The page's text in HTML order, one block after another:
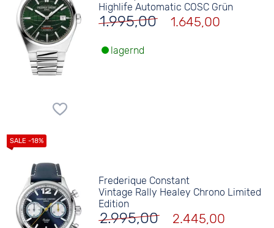
Highlife Automatic COSC Grün
1.995,00 1.645,00
lagernd
Frederique Constant
Vintage Rally Healey Chrono Limited
Edition
2.995,00 2.445,00